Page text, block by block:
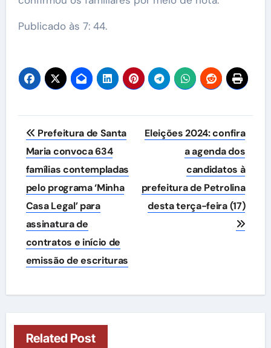
Publicado às 7: 44.
Navegação
de
Post
Prefeitura de Santa
Maria convoca 634
famílias contempladas
pelo programa ‘Minha
Casa Legal’ para
assinatura de
contratos e início de
emissão de escrituras
Eleições 2024: confira
a agenda dos
candidatos à
prefeitura de Petrolina
desta terça-feira (17)
Related Post